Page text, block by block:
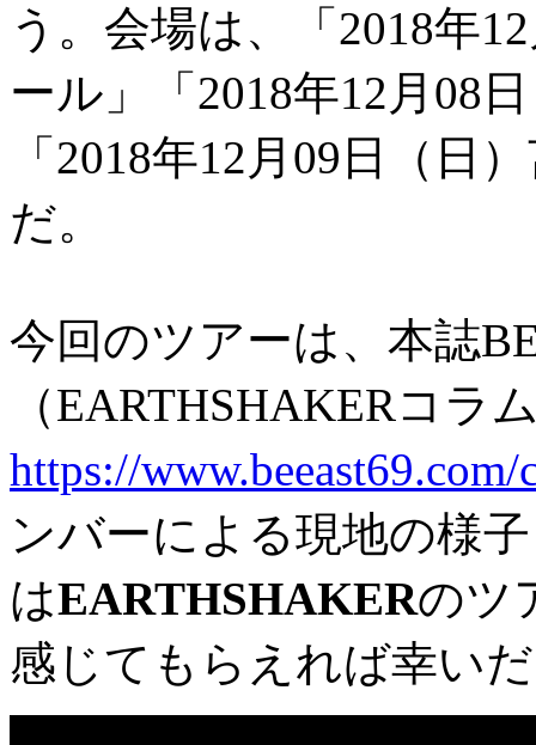
う。会場は、「2018年
ール」「2018年12月08
「2018年12月09日（日
だ。
今回のツアーは、本誌
（EARTHSHAKERコラ
https://www.beeast69.com/
ンバーによる現地の様
はEARTHSHAKERのツ
感じてもらえれば幸い